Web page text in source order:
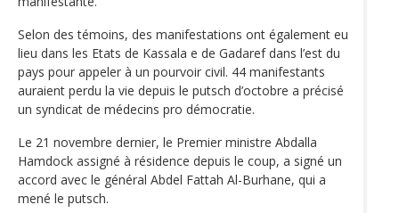
Selon des témoins, des manifestations ont également eu
lieu dans les Etats de Kassala e de Gadaref dans l’est du
pays pour appeler à un pourvoir civil. 44 manifestants
auraient perdu la vie depuis le putsch d’octobre a précisé
un syndicat de médecins pro démocratie.
Le 21 novembre dernier, le Premier ministre Abdalla
Hamdock assigné à résidence depuis le coup, a signé un
accord avec le général Abdel Fattah Al-Burhane, qui a
mené le putsch.